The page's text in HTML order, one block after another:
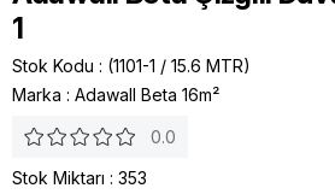
1
Stok Kodu
(1101-1 / 15.6 MTR)
Marka : Adawall Beta 16m²
0.0
Stok Miktarı : 353